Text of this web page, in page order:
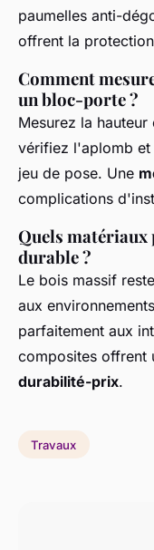
paumelles anti-
offrent la
Comment
un bloc-porte ?
Mesurez la
vérifiez l'aplomb
jeu de pose. Une
complications
Quels
durable ?
Le bois massif
aux
parfaitement aux
composites offrent
durabilité-prix.
Travaux